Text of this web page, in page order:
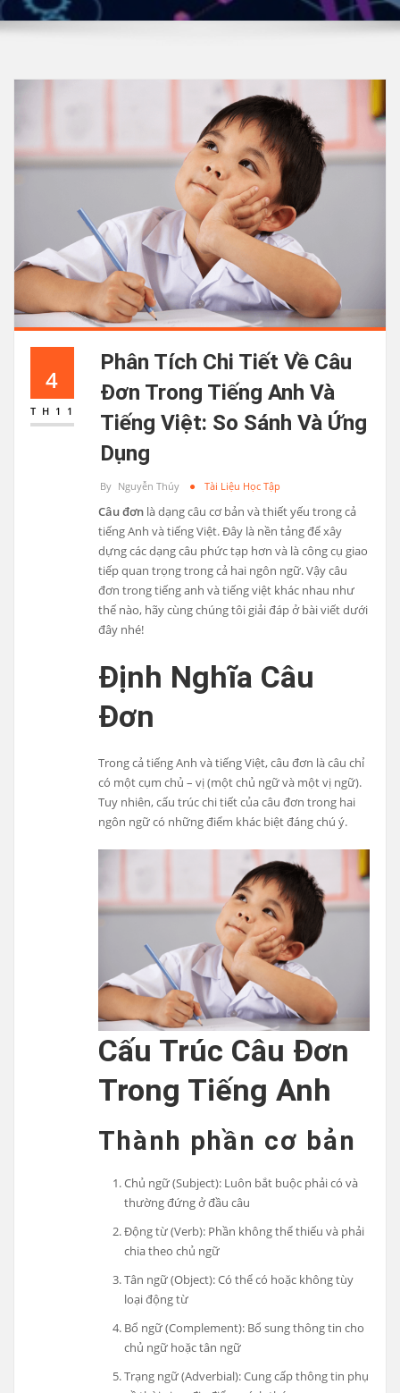
4
TH11
Phân Tích Chi Tiết Về Câu
Đơn Trong Tiếng Anh Và
Tiếng Việt: So Sánh Và Ứng
Dụng
By Nguyễn Thúy Tài Liệu Học Tập
Câu đơn là dạng câu cơ bản và thiết yếu trong cả
tiếng Anh và tiếng Việt. Đây là nền tảng để xây
dựng các dạng câu phức tạp hơn và là công cụ giao
tiếp quan trọng trong cả hai ngôn ngữ. Vậy câu
đơn trong tiếng anh và tiếng việt khác nhau như
thế nào, hãy cùng chúng tôi giải đáp ở bài viết dưới
đây nhé!
Định Nghĩa Câu
Đơn
Trong cả tiếng Anh và tiếng Việt, câu đơn là câu chỉ
có một cụm chủ – vị (một chủ ngữ và một vị ngữ).
Tuy nhiên, cấu trúc chi tiết của câu đơn trong hai
ngôn ngữ có những điểm khác biệt đáng chú ý.
Cấu Trúc Câu Đơn
Trong Tiếng Anh
Thành phần cơ bản
Chủ ngữ (Subject): Luôn bắt buộc phải có và
thường đứng ở đầu câu
Động từ (Verb): Phần không thể thiếu và phải
chia theo chủ ngữ
Tân ngữ (Object): Có thể có hoặc không tùy
loại động từ
Bổ ngữ (Complement): Bổ sung thông tin cho
chủ ngữ hoặc tân ngữ
Trạng ngữ (Adverbial): Cung cấp thông tin phụ